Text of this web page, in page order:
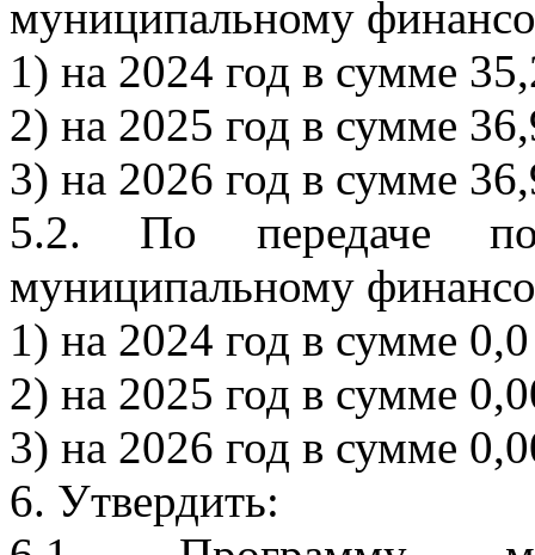
муниципальному
1) на 2024 год в сумме
2) на 2025 год в сумме
3) на 2026 год в сумме
5.2. По передаче
муниципальному
1) на 2024 год в сумме
2) на 2025 год в сумме
3) на 2026 год в сумме
6. Утвердить: